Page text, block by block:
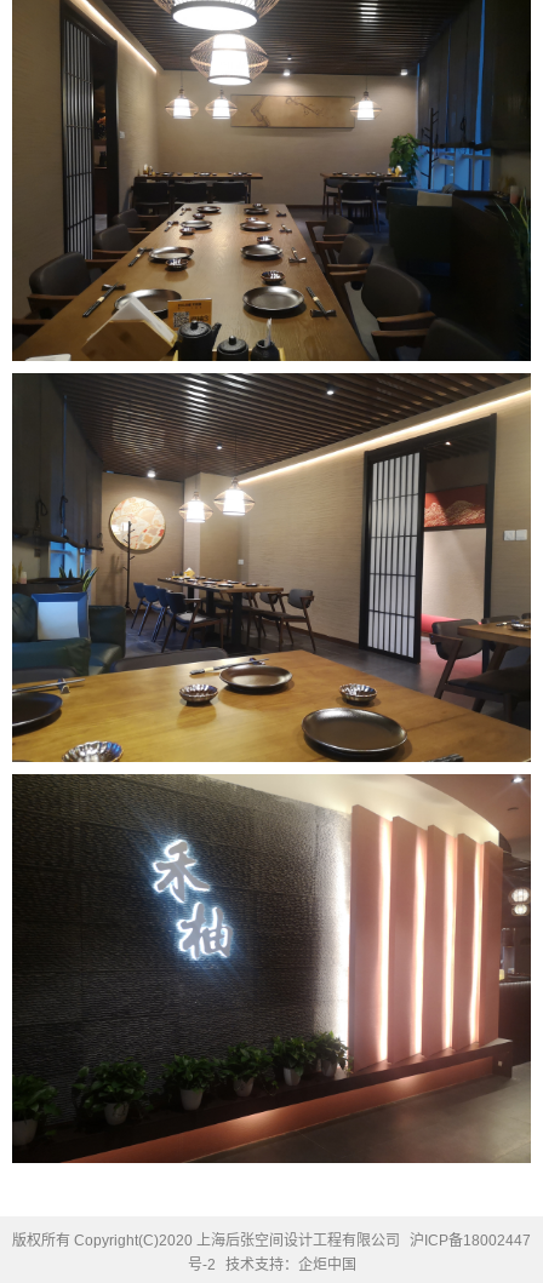
版权所有 Copyright(C)2020 上海后张空间设计工程有限公司
沪ICP备18002447
号-2
技术支持：企炬中国